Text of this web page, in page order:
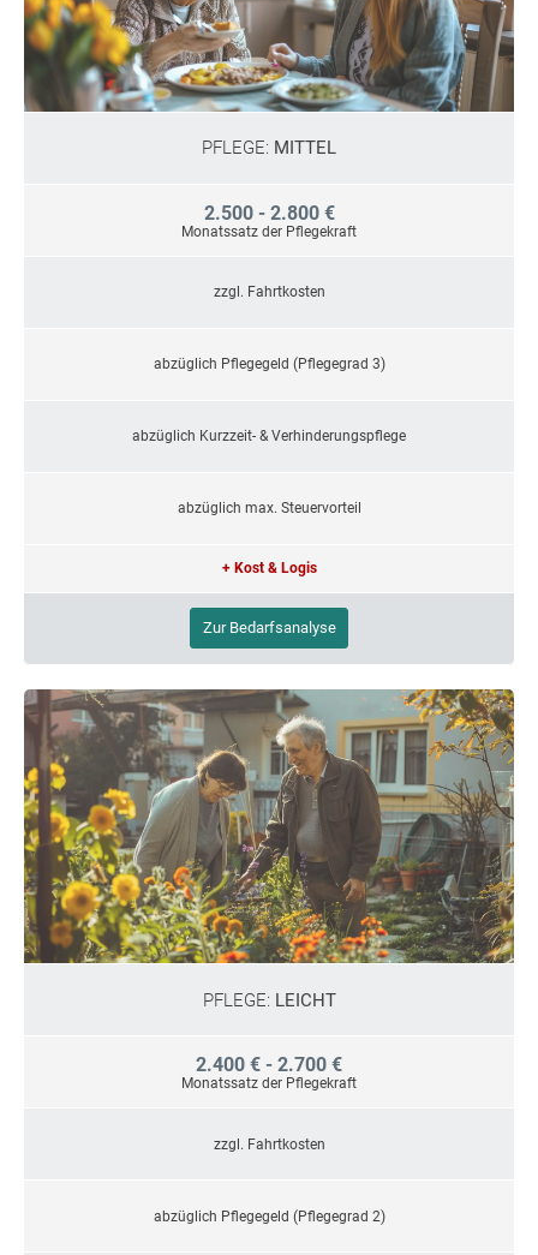
PFLEGE: MITTEL
2.500 - 2.800 €
Monatssatz der Pflegekraft
zzgl. Fahrtkosten
abzüglich Pflegegeld (Pflegegrad 3)
abzüglich Kurzzeit- & Verhinderungspflege
abzüglich max. Steuervorteil
+ Kost & Logis
Zur Bedarfsanalyse
PFLEGE: LEICHT
2.400 € - 2.700 €
Monatssatz der Pflegekraft
zzgl. Fahrtkosten
abzüglich Pflegegeld (Pflegegrad 2)